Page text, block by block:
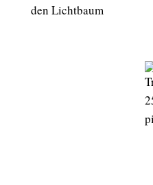
den Lichtbaum